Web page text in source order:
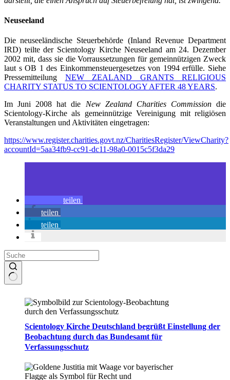
Neuseeland
Die neuseeländische Steuerbehörde (Inland Revenue Department
IRD) teilte der Scientology Kirche Neuseeland am 24. Dezember
2002 mit, dass sie die Vorraussetzungen für gemeinnützigen Zweck
laut s OB 1 des Einkommensteuergesetzes von 1994 erfülle. Siehe
Pressemitteilung NEW ZEALAND GRANTS RELIGIOUS
CHARITY STATUS TO SCIENTOLOGY AFTER 48 YEARS.
Im Juni 2008 hat die New Zealand Charities Commissiondie
Scientology-Kirche als gemeinnützige Vereinigung mit religiösen
Veranstaltungen und Aktivitäten eingetragen:
https://www.register.charities.govt.nz/CharitiesRegister/ViewCharity?
accountId=5aa34fb9-cc91-dc11-98a0-0015c5f3da29
teilen
teilen
teilen
Ergebnisse
Scientology Kirche Deutschland begrüßt Einstellung der
Beobachtung durch das Bundesamt für
Verfassungsschutz